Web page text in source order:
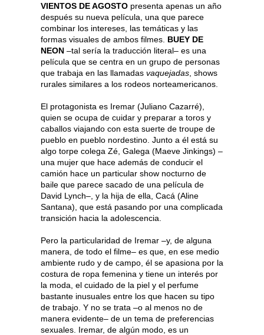
VIENTOS DE AGOSTO presenta apenas un año
después su nueva película, una que parece
combinar los intereses, las temáticas y las
formas visuales de ambos filmes. BUEY DE
NEON –tal sería la traducción literal– es una
película que se centra en un grupo de personas
que trabaja en las llamadas vaquejadas , shows
rurales similares a los rodeos norteamericanos.
El protagonista es Iremar (Juliano Cazarré),
quien se ocupa de cuidar y preparar a toros y
caballos viajando con esta suerte de troupe de
pueblo en pueblo nordestino. Junto a él está su
algo torpe colega Zé, Galega (Maeve Jinkings) –
una mujer que hace además de conducir el
camión hace un particular show nocturno de
baile que parece sacado de una película de
David Lynch–, y la hija de ella, Cacá (Aline
Santana), que está pasando por una complicada
transición hacia la adolescencia.
Pero la particularidad de Iremar –y, de alguna
manera, de todo el filme– es que, en ese medio
ambiente rudo y de campo, él se apasiona por la
costura de ropa femenina y tiene un interés por
la moda, el cuidado de la piel y el perfume
bastante inusuales entre los que hacen su tipo
de trabajo. Y no se trata –o al menos no de
manera evidente– de un tema de preferencias
sexuales. Iremar, de algún modo, es un